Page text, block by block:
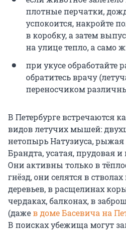
плотные перчатки,
успокоится, накройте
в коробку, а затем
на улице тепло, а само
при укусе обработайте
обратитесь врачу
переносчиком
В Петербурге встречаются
видов летучих мышей:
нетопырь Натузиуса,
Брандта, усатая, прудовая
Они активны только в
гнёзд, они селятся в
деревьев, в расщелинах
чердаках, балконах, в
(дажев доме Басевича на
В поисках убежища могут